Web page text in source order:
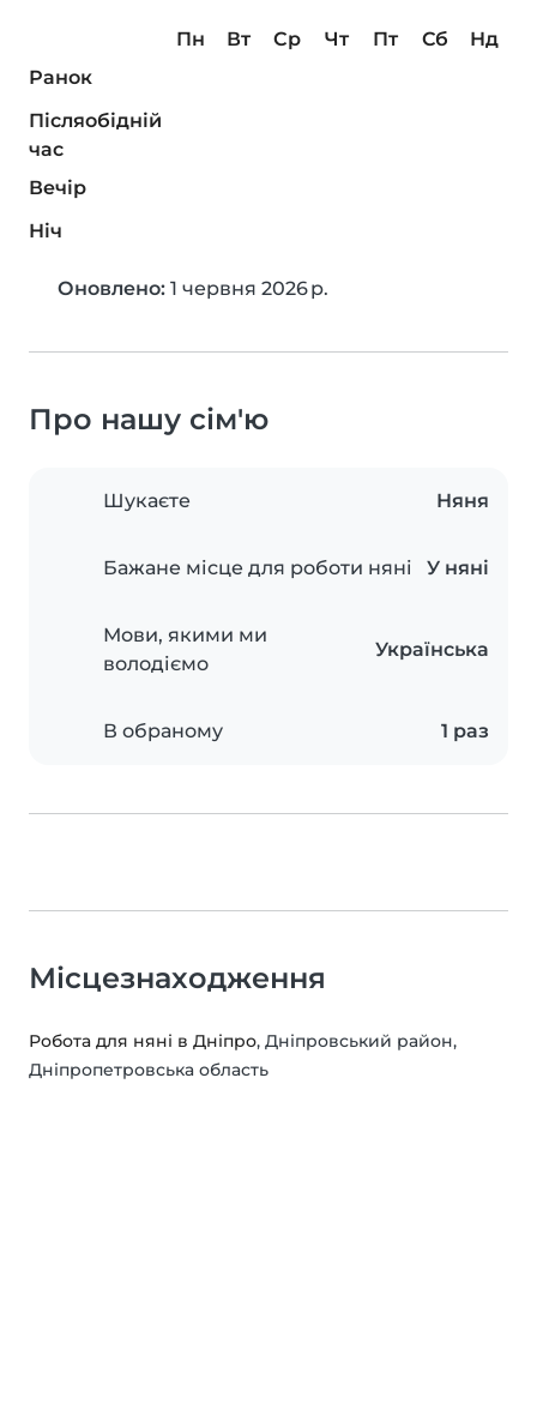
Пн Вт Ср Чт Пт Сб
Нд
Ранок
Післяобідній
час
Вечір
Ніч
Оновлено: 1 червня 2026 р.
Про нашу сім'ю
Шукаєте Няня
Бажане місце для роботи няні У няні
Мови, якими ми
володіємо
Українська
В обраному 1 раз
Місцезнаходження
Робота для няні в Дніпро, Дніпровський район,
Дніпропетровська область